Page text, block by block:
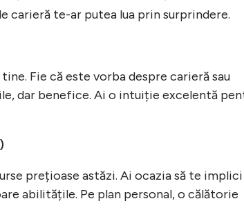
carieră te-ar putea lua prin surprindere.
Fie că este vorba despre carieră sau
dar benefice. Ai o intuiție excelentă
prețioase astăzi. Ai ocazia să te implici
abilitățile. Pe plan personal, o călătorie